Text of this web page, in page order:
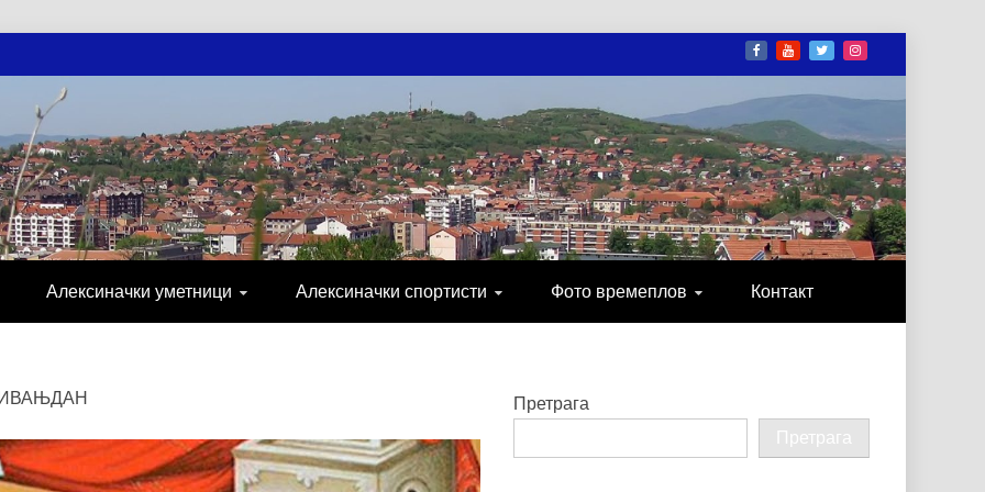
НОВОСТИ
СПОРТ, ПОСЛОВНИ ИМЕНИК, ХРОНИКА, ЗАБАВА…
Алексиначки уметници Алексиначки спортисти Фото времеплов Контакт
Претрага
Претрага